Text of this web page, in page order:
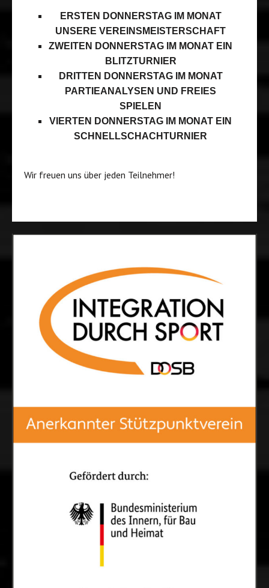
ERSTEN DONNERSTAG IM MONAT
UNSERE VEREINSMEISTERSCHAFT
ZWEITEN DONNERSTAG IM MONAT EIN
BLITZTURNIER
DRITTEN DONNERSTAG IM MONAT
PARTIEANALYSEN UND FREIES
SPIELEN
VIERTEN DONNERSTAG IM MONAT EIN
SCHNELLSCHACHTURNIER
Wir freuen uns über jeden Teilnehmer!